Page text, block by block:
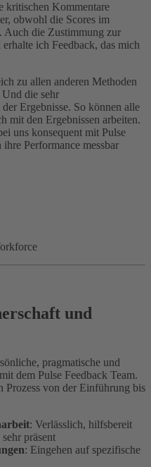
kritischen Kommentare
obwohl die Scores im
Auch die Zustimmung zur
ich Feedback, das mich
zu allen anderen Methoden
die sehr
Ergebnisse. So können alle
mit den Ergebnissen arbeiten.
uns konsequent mit Pulse
Performance messbar
und
pragmatische und
dem Pulse Feedback Team.
Prozess von der Einführung bis
: Verlässlich, hilfsbereit
präsent
: Eingehen auf spezifische